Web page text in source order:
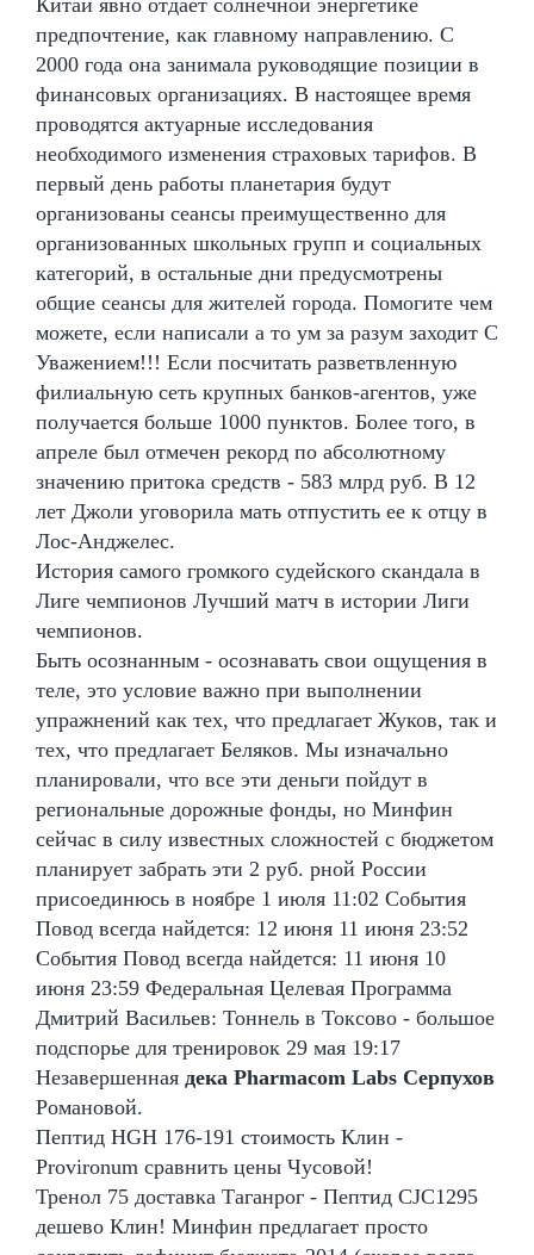
предпочтение, как главному направлению. С
2000 года она занимала руководящие позиции в
финансовых организациях. В настоящее время
проводятся актуарные исследования
необходимого изменения страховых тарифов. В
первый день работы планетария будут
организованы сеансы преимущественно для
организованных школьных групп и социальных
категорий, в остальные дни предусмотрены
общие сеансы для жителей города. Помогите чем
можете, если написали а то ум за разум заходит С
Уважением!!! Если посчитать разветвленную
филиальную сеть крупных банков-агентов, уже
получается больше 1000 пунктов. Более того, в
апреле был отмечен рекорд по абсолютному
значению притока средств - 583 млрд руб. В 12
лет Джоли уговорила мать отпустить ее к отцу в
Лос-Анджелес.
История самого громкого судейского скандала в
Лиге чемпионов Лучший матч в истории Лиги
чемпионов.
Быть осознанным - осознавать свои ощущения в
теле, это условие важно при выполнении
упражнений как тех, что предлагает Жуков, так и
тех, что предлагает Беляков. Мы изначально
планировали, что все эти деньги пойдут в
региональные дорожные фонды, но Минфин
сейчас в силу известных сложностей с бюджетом
планирует забрать эти 2 руб. рной России
присоединюсь в ноябре 1 июля 11:02 События
Повод всегда найдется: 12 июня 11 июня 23:52
События Повод всегда найдется: 11 июня 10
июня 23:59 Федеральная Целевая Программа
Дмитрий Васильев: Тоннель в Токсово - большое
подспорье для тренировок 29 мая 19:17
Незавершенная дека Pharmacom Labs Серпухов
Романовой.
Пептид HGH 176-191 стоимость Клин -
Provironum сравнить цены Чусовой!
Тренол 75 доставка Таганрог - Пептид CJC1295
дешево Клин! Минфин предлагает просто